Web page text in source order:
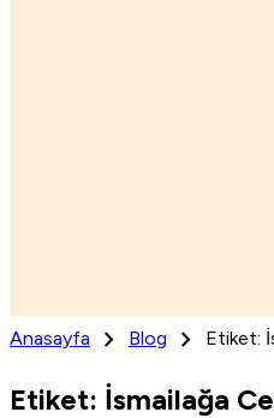
Anasayfa chevron_right Blog chevron_right Etiket:
Etiket: İsmailağa